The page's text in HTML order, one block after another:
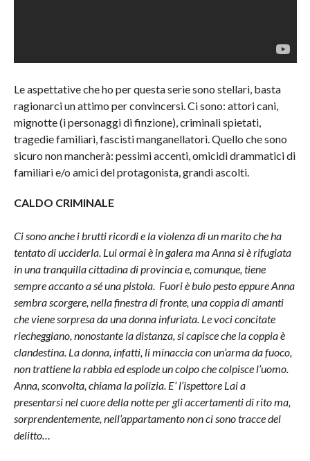
Le aspettative che ho per questa serie sono stellari, basta
ragionarci un attimo per convincersi. Ci sono: attori cani,
mignotte (i personaggi di finzione), criminali spietati,
tragedie familiari, fascisti manganellatori. Quello che sono
sicuro non mancherà: pessimi accenti, omicidi drammatici di
familiari e/o amici del protagonista, grandi ascolti.
CALDO CRIMINALE
Ci sono anche i brutti ricordi e la violenza di un marito che ha
tentato di ucciderla. Lui ormai è in galera ma Anna si è rifugiata
in una tranquilla cittadina di provincia e, comunque, tiene
sempre accanto a sé una pistola. Fuori è buio pesto eppure Anna
sembra scorgere, nella finestra di fronte, una coppia di amanti
che viene sorpresa da una donna infuriata. Le voci concitate
riecheggiano, nonostante la distanza, si capisce che la coppia è
clandestina. La donna, infatti, li minaccia con un’arma da fuoco,
non trattiene la rabbia ed esplode un colpo che colpisce l’uomo.
Anna, sconvolta, chiama la polizia. E’ l’ispettore Lai a
presentarsi nel cuore della notte per gli accertamenti di rito ma,
sorprendentemente, nell’appartamento non ci sono tracce del
delitto…